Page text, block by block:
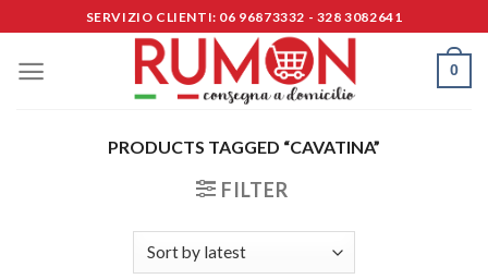
to
content
SERVIZIO CLIENTI: 06 96873332 - 328 3082641
0
PRODUCTS TAGGED “CAVATINA”
FILTER